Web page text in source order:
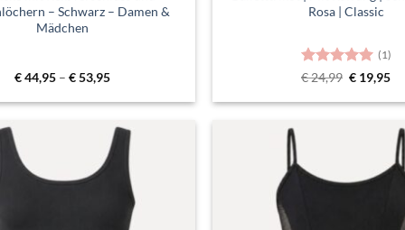
– Schwarz – Damen &
Mädchen
€44,95 – €53,95Preisspanne:
bis
Rosa | Classic
Bewertet
5
(1)
€24,99
Preis
war:
€ 19,95
Toevoegen
verlanglijst